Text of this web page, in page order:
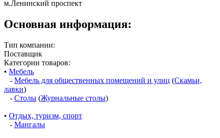
м.Ленинский проспект
Основная информация:
Тип компании:
Поставщик
Категории товаров:
• Мебель
- Мебель для общественных помещений и улиц (Скамьи,
лавки)
- Столы (Журнальные столы)
• Отдых, туризм, спорт
- Мангалы